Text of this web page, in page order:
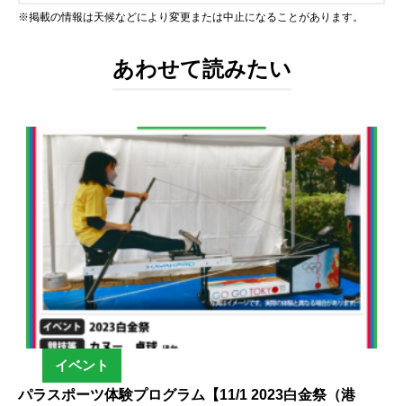
※掲載の情報は天候などにより変更または中止になることがあります。
あわせて読みたい
イベント
パラスポーツ体験プログラム【11/1 2023白金祭（港